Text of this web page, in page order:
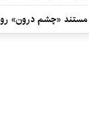
مستند «چشم درون»